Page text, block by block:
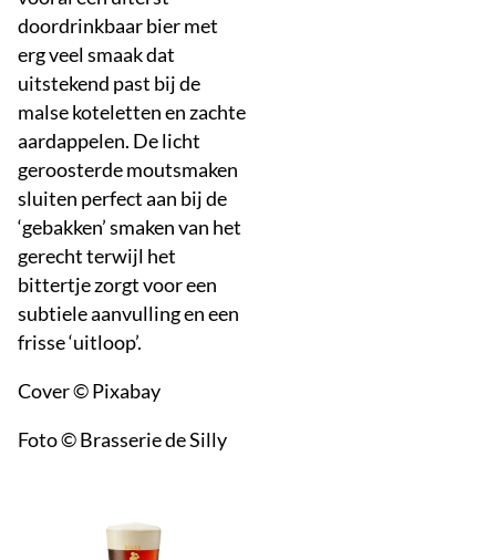
doordrinkbaar bier met
erg veel smaak dat
uitstekend past bij de
malse koteletten en zachte
aardappelen. De licht
geroosterde moutsmaken
sluiten perfect aan bij de
‘gebakken’ smaken van het
gerecht terwijl het
bittertje zorgt voor een
subtiele aanvulling en een
frisse ‘uitloop’.
Cover © Pixabay
Foto © Brasserie de Silly